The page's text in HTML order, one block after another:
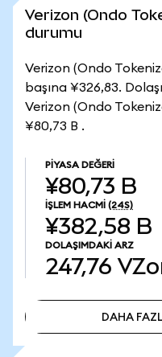
Verizon (Ondo
durumu
Verizon (Ondo
başına ¥326,83.
Verizon (Ondo
¥80,73 B .
PIYASA DEĞERI
¥80,73 B
İŞLEM HACMI (24S)
¥382,58 B
DOLAŞIMDAKI ARZ
247,76
DAHA